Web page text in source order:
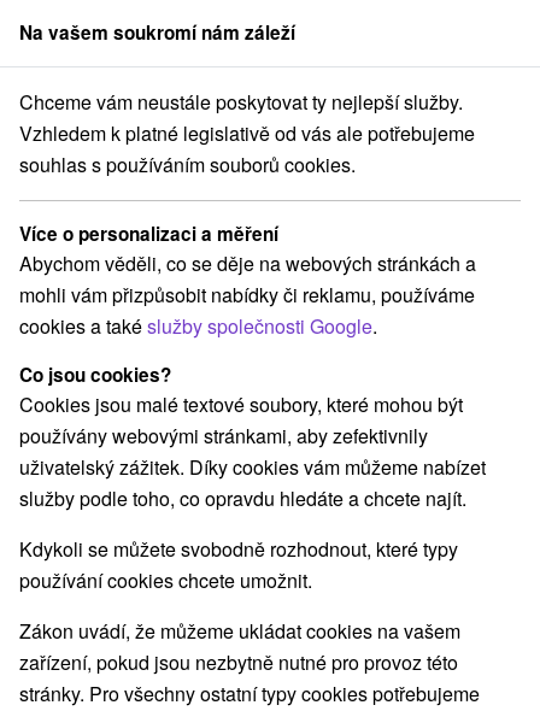
člen skupinySorger
na Slovensku Stredné Slovensko Banskobystrický kraj
Rekreační poukazy Číž
Kategorie
Všechny kategorie
Wellness pobyty(3)
Víkendové pobyty(2) Pobyty pro seniory
Vyberte lokalitu nebo termín
Nejprodávanější
Na vašem soukromí nám záleží
Chceme vám neustále poskytovat ty nejlepší služby.
Vzhledem k platné legislativě od vás ale potřebujeme
souhlas s používáním souborů cookies.
Více o personalizaci a měření
Abychom věděli, co se děje na webových stránkách a
mohli vám přizpůsobit nabídky či reklamu, používáme
cookies a takéslužby společnosti Google.
Co jsou cookies?
Cookies jsou malé textové soubory, které mohou být
používány webovými stránkami, aby zefektivnily
uživatelský zážitek. Díky cookies vám můžeme nabízet
služby podle toho, co opravdu hledáte a chcete najít.
Kdykoli se můžete svobodně rozhodnout, které typy
používání cookies chcete umožnit.
Zákon uvádí, že můžeme ukládat cookies na vašem
zařízení, pokud jsou nezbytně nutné pro provoz této
stránky. Pro všechny ostatní typy cookies potřebujeme